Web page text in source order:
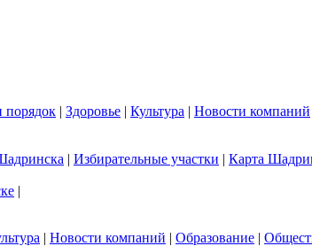
порядок | Здоровье | Культура | Новости компаний
| Избирательные участки | Карта
|
| Новости компаний | Образование |